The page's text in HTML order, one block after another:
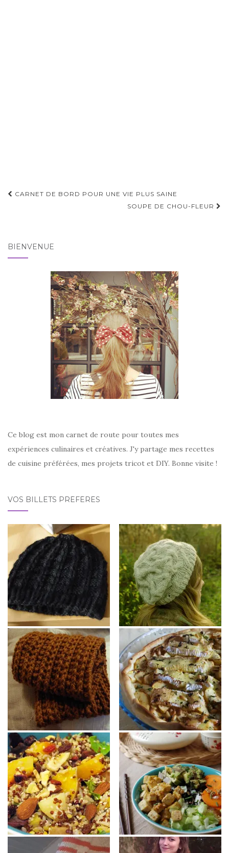
Pagination
CARNET DE BORD POUR UNE VIE PLUS SAINE
SOUPE DE CHOU-FLEUR
BIENVENUE
Ce blog est mon carnet de route pour toutes mes
expériences culinaires et créatives. J'y partage mes recettes
de cuisine préférées, mes projets tricot et DIY. Bonne visite !
VOS BILLETS PRÉFÉRÉS